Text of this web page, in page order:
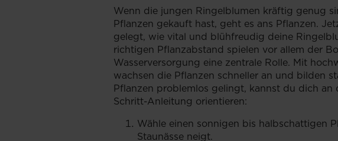
Wenn die jungen Ringelblumen kräftig genug
Pflanzen gekauft hast, geht es ans Pflanzen.
gelegt, wie vital und blühfreudig deine
richtigen Pflanzabstand spielen vor allem der
Wasserversorgung eine zentrale Rolle. Mit
wachsen die Pflanzen schneller an und bilden
Pflanzen problemlos gelingt, kannst du dich an
Schritt-Anleitung orientieren:
Wähle einen sonnigen bis halbschattigen
Staunässe neigt.